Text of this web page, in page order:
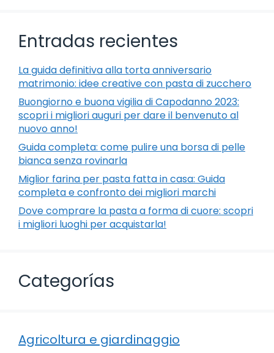
Entradas recientes
La guida definitiva alla torta anniversario
matrimonio: idee creative con pasta di zucchero
Buongiorno e buona vigilia di Capodanno 2023:
scopri i migliori auguri per dare il benvenuto al
nuovo anno!
Guida completa: come pulire una borsa di pelle
bianca senza rovinarla
Miglior farina per pasta fatta in casa: Guida
completa e confronto dei migliori marchi
Dove comprare la pasta a forma di cuore: scopri
i migliori luoghi per acquistarla!
Categorías
Agricoltura e giardinaggio